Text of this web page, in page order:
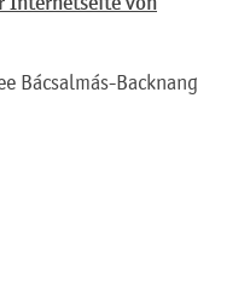
Bácsalmás-Backnang